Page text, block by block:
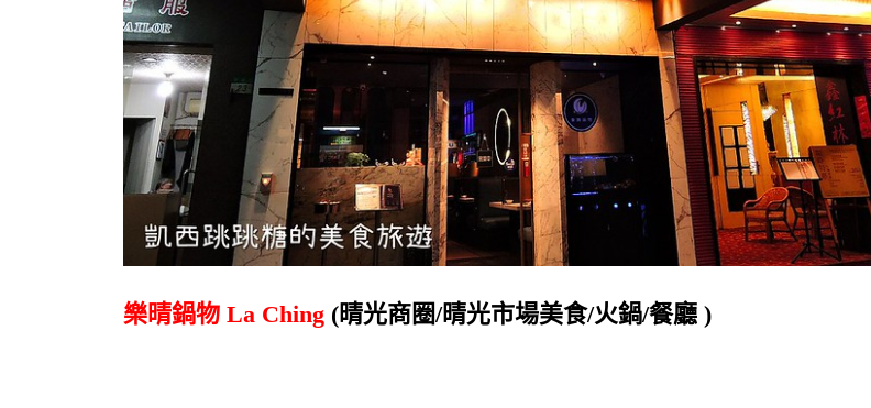
樂晴鍋物 La Ching (晴光商圈/晴光市場美食/火鍋/餐廳 )